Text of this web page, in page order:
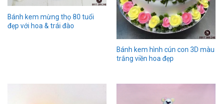
Bánh kem mừng thọ 80 tuổi
đẹp với hoa & trái đào
Bánh kem hình cún con 3D màu
trắng viền hoa đẹp